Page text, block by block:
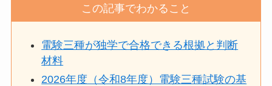
この記事でわかること
電験三種が独学で合格できる根拠と判断
材料
2026年度（令和8年度）電験三種試験の基